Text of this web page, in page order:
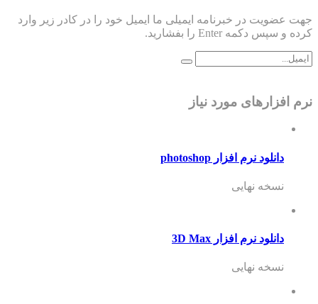
جهت عضویت در خبرنامه ایمیلی ما ایمیل خود را در کادر زیر وارد
کرده و سپس دکمه Enter را بفشارید.
نرم افزارهای مورد نیاز
دانلود نرم افزار photoshop
نسخه نهایی
دانلود نرم افزار 3D Max
نسخه نهایی